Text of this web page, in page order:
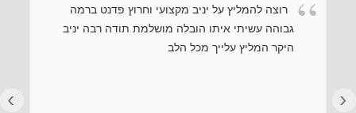
רוצה להמליץ על יניב מקצועי וחרוץ פדנט ברמה
גבוהה עשיתי איתו הובלה מושלמת תודה רבה יניב
היקר המליץ עלייך מכל הלב
‹
›